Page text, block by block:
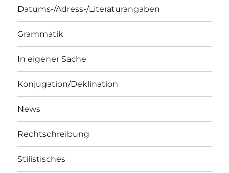
Datums-/Adress-/Literaturangaben
Grammatik
In eigener Sache
Konjugation/Deklination
News
Rechtschreibung
Stilistisches